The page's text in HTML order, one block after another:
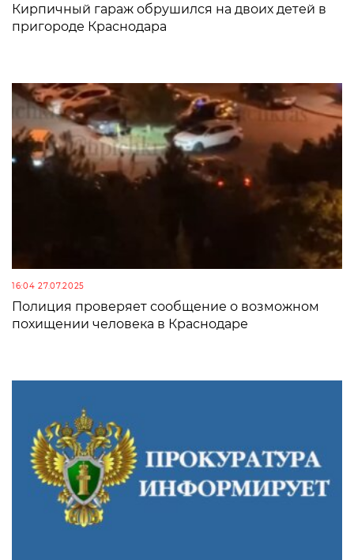
Кирпичный гараж обрушился на двоих детей в
пригороде Краснодара
16:04 27.07.2025
Полиция проверяет сообщение о возможном
похищении человека в Краснодаре